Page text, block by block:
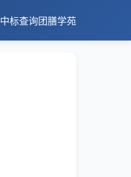
中标查询团膳学苑